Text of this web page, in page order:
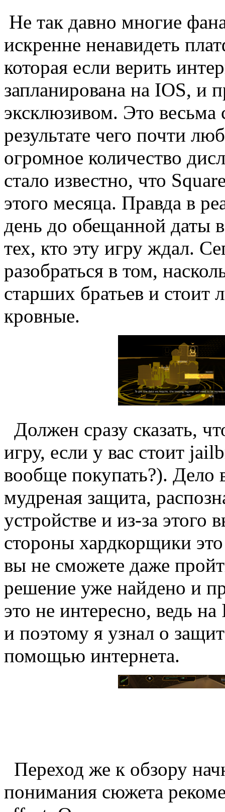
Не так давно многие
искренне ненавидеть
которая если верить
запланирована на IOS, и
эксклюзивом. Это весьма
результате чего почти
огромное количество
стало известно, что
этого месяца. Правда в
день до обещанной даты
тех, кто эту игру ждал.
разобраться в том,
старших братьев и стоит
кровные.
Должен сразу сказать,
игру, если у вас стоит
вообще покупать?). Дело
мудреная защита,
устройстве и из-за этого
стороны хардкорщики
вы не сможете даже
решение уже найдено и
это не интересно, ведь
и поэтому я узнал о
помощью интернета.
Переход же к обзору
понимания сюжета